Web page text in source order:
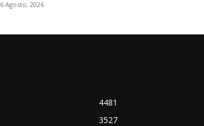
6 Agosto, 2026
4481
3527